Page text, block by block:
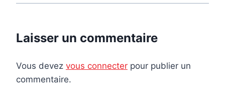
Laisser un commentaire
Vous devez vous connecter pour publier un
commentaire.